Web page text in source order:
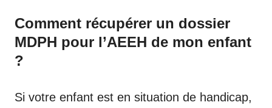
Comment récupérer un dossier
MDPH pour l’AEEH de mon enfant
?
Si votre enfant est en situation de handicap,